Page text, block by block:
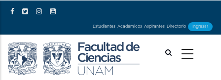
Ingresar
Directorio
Aspirantes
Académicos
Estudiantes